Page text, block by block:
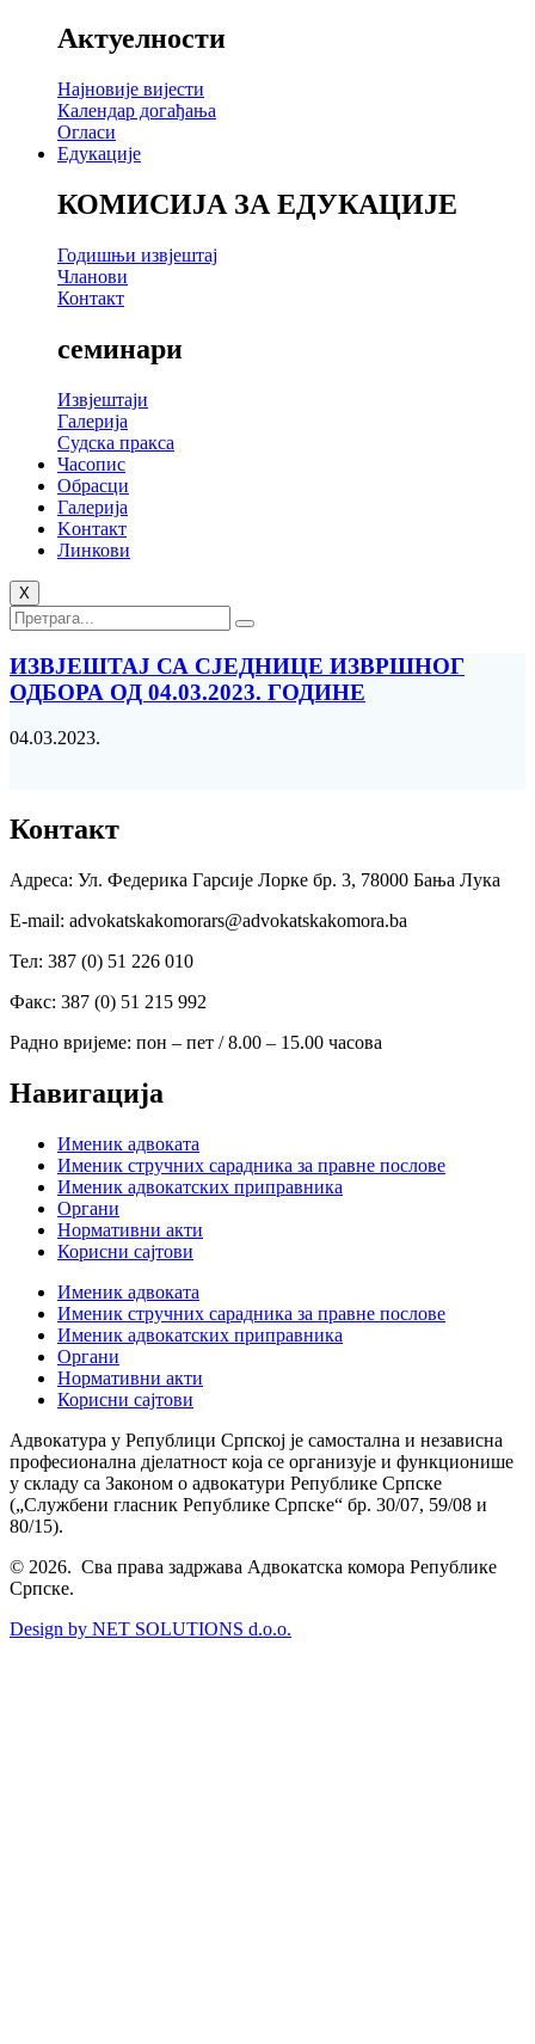
Актуелности
Најновије вијести
Календар догађања
Огласи
Едукације
КОМИСИЈА ЗА ЕДУКАЦИЈЕ
Годишњи извјештај
Чланови
Контакт
семинари
Извјештаји
Галерија
Судска пракса
Часопис
Обрасци
Галерија
Kонтакт
Линкови
X
ИЗВЈЕШТАЈ СА СЈЕДНИЦЕ ИЗВРШНОГ
ОДБОРА ОД 04.03.2023. ГОДИНЕ
04.03.2023.
Контакт
Адреса: Ул. Федерика Гарсије Лорке бр. 3, 78000 Бања Лука
Е-mail: advokatskakomorars@advokatskakomora.ba
Тел: 387 (0) 51 226 010
Факс: 387 (0) 51 215 992
Радно вријеме: пон – пет / 8.00 – 15.00 часова
Навигација
Именик адвоката
Именик стручних сарадника за правне послове
Именик адвокатских приправника
Органи
Нормативни акти
Корисни сајтови
Именик адвоката
Именик стручних сарадника за правне послове
Именик адвокатских приправника
Органи
Нормативни акти
Корисни сајтови
Адвокатура у Републици Српској је самостална и независна
професионална дјелатност која се организује и функционише
у складу са Законом о адвокатури Републике Српске
(„Службени гласник Републике Српске“ бр. 30/07, 59/08 и
80/15).
© 2026. Сва права задржава Адвокатска комора Републике
Српске.
Design by NET SOLUTIONS d.o.o.